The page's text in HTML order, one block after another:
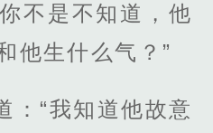
不是不知道，他
他生什么气？”
：“我知道他故意